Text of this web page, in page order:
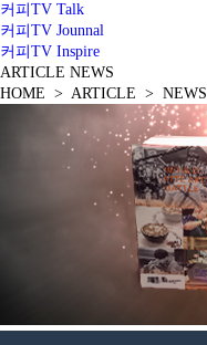
커피TV Talk
커피TV Jounnal
커피TV Inspire
ARTICLE NEWS
HOME > ARTICLE > NEWS